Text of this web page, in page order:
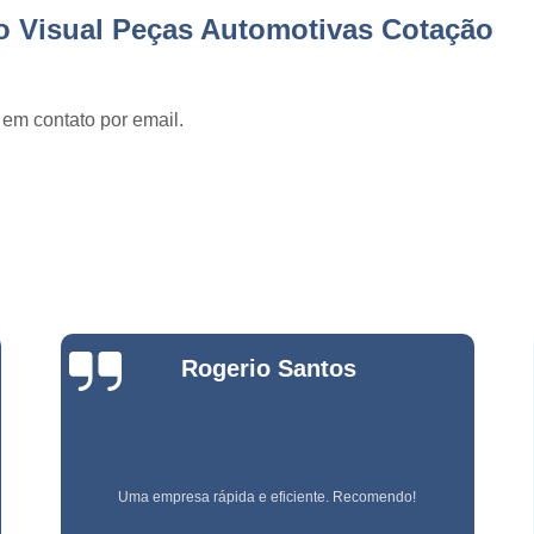
Empresa de
Empresa de Conservação e
Empresa de Soluções em
Visual Peças Automotivas Cotação
contato por email.
Bianca
Zanardo
Empresa referência em terceirização de mão de obra!